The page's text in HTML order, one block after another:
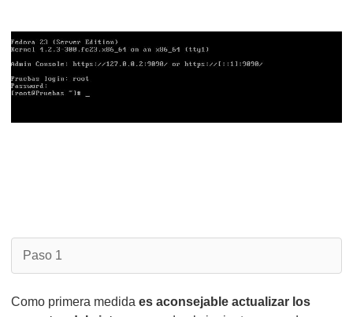
Paso 1
Como primera medida es aconsejable actualizar los